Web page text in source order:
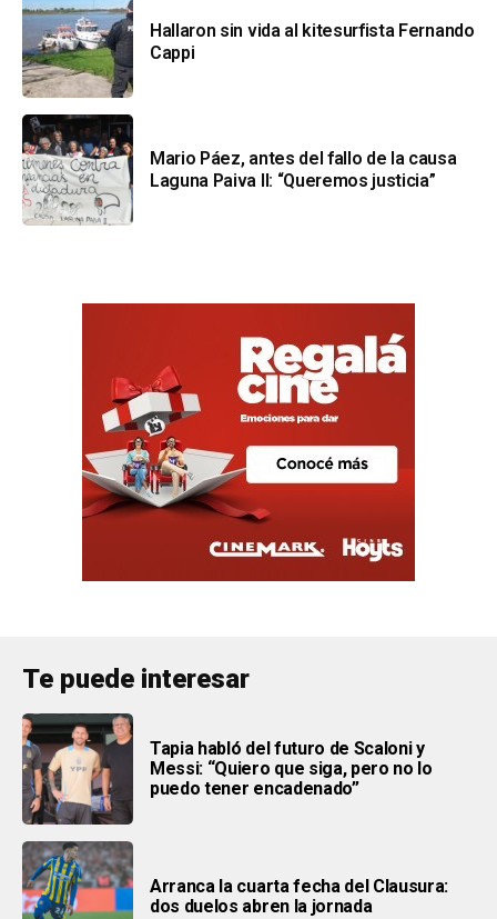
Hallaron sin vida al kitesurfista Fernando
Cappi
Mario Páez, antes del fallo de la causa
Laguna Paiva II: “Queremos justicia”
Te puede interesar
Tapia habló del futuro de Scaloni y
Messi: “Quiero que siga, pero no lo
puedo tener encadenado”
Arranca la cuarta fecha del Clausura:
dos duelos abren la jornada